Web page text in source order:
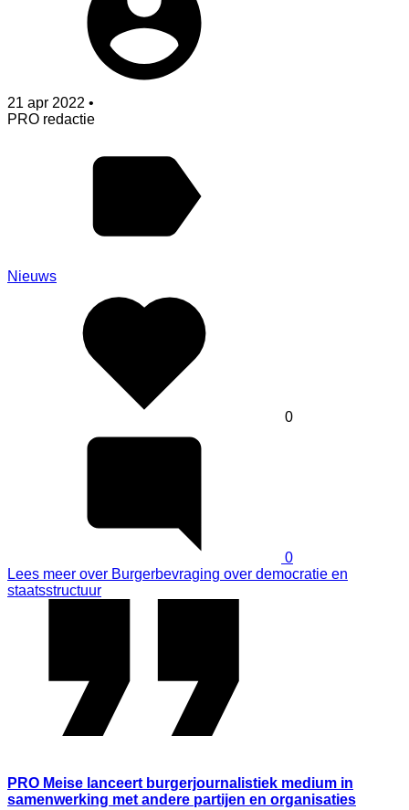
21 apr 2022 •
PRO redactie
Nieuws
0
0
Lees meer over Burgerbevraging over democratie en
staatsstructuur
PRO Meise lanceert burgerjournalistiek medium in
samenwerking met andere partijen en organisaties